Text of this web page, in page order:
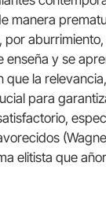
manera
enseña y se
la
para
elitista que